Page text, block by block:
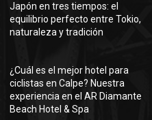
Japón en tres tiempos: el
equilibrio perfecto entre Tokio,
naturaleza y tradición
¿Cuál es el mejor hotel para
ciclistas en Calpe? Nuestra
experiencia en el AR Diamante
Beach Hotel & Spa